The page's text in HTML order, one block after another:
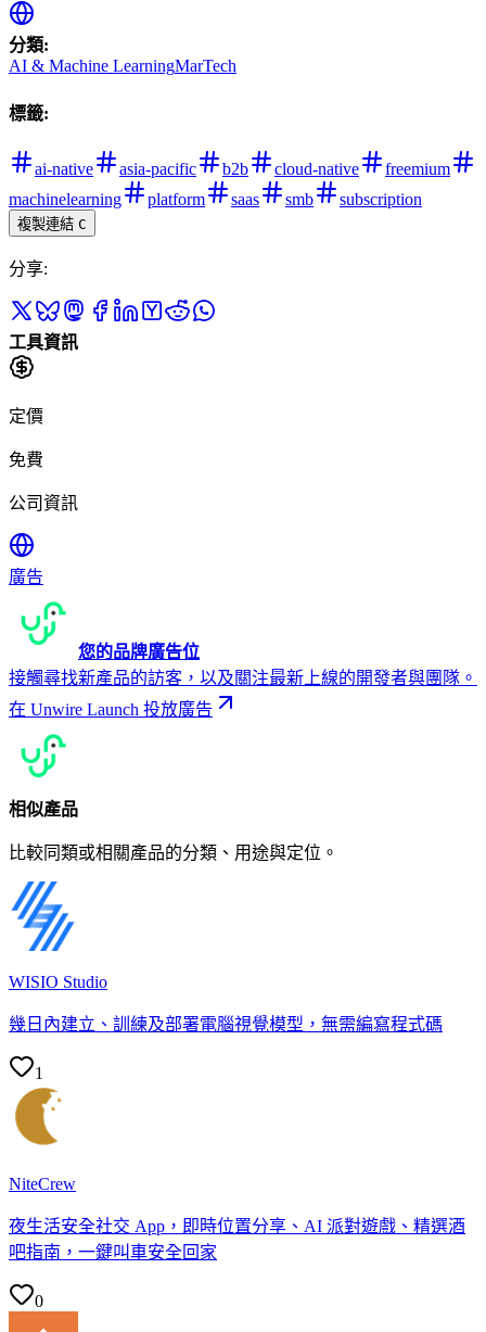
分類:
AI & Machine LearningMarTech
標籤:
ai-native asia-pacific b2b cloud-native
freemium
machinelearning
platform saas smb subscription
複製連結 C
分享:
工具資訊
定價
免費
公司資訊
廣告
您的品牌廣告位
接觸尋找新產品的訪客，以及關注最新上線的開發者與團隊。
在 Unwire Launch 投放廣告
相似產品
比較同類或相關產品的分類、用途與定位。
WISIO Studio
幾日內建立、訓練及部署電腦視覺模型，無需編寫程式碼
1
NiteCrew
夜生活安全社交 App，即時位置分享、AI 派對遊戲、精選酒
吧指南，一鍵叫車安全回家
0